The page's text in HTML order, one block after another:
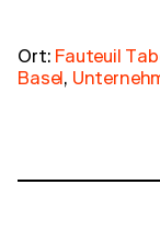
Ort: Fauteuil
Basel,